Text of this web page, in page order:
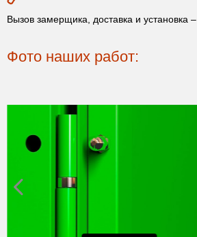
Вызов замерщика, доставка и установка –
Фото наших работ: